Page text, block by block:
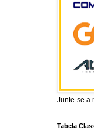
Junte-se a
Tabela